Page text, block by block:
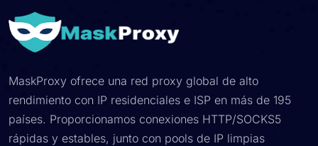
MaskProxy ofrece una red proxy global de alto
rendimiento con IP residenciales e ISP en más de 195
países. Proporcionamos conexiones HTTP/SOCKS5
rápidas y estables, junto con pools de IP limpias